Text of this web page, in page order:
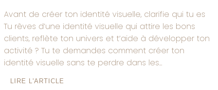
Avant de créer ton identité visuelle, clarifie qui tu es
Tu rêves d’une identité visuelle qui attire les bons
clients, reflète ton univers et t’aide à développer ton
activité ? Tu te demandes comment créer ton
identité visuelle sans te perdre dans les...
LIRE L'ARTICLE